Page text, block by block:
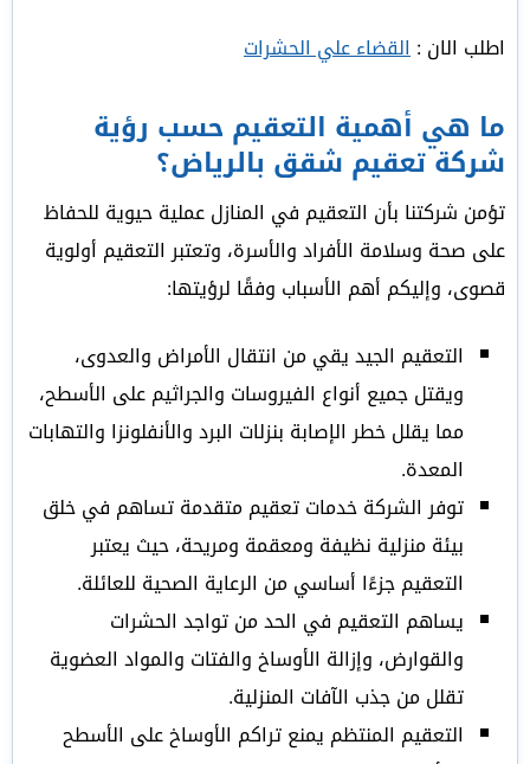
اطلب الان :القضاء علي الحشرات
ما هي أهمية التعقيم حسب رؤية
شركة تعقيم شقق بالرياض؟
تؤمن شركتنا بأن التعقيم في المنازل عملية حيوية للحفاظ
على صحة وسلامة الأفراد والأسرة، وتعتبر التعقيم أولوية
قصوى، وإليكم أهم الأسباب وفقًا لرؤيتها:
التعقيم الجيد يقي من انتقال الأمراض والعدوى،
ويقتل جميع أنواع الفيروسات والجراثيم على الأسطح،
مما يقلل خطر الإصابة بنزلات البرد والأنفلونزا والتهابات
المعدة.
توفر الشركة خدمات تعقيم متقدمة تساهم في خلق
بيئة منزلية نظيفة ومعقمة ومريحة، حيث يعتبر
التعقيم جزءًا أساسي من الرعاية الصحية للعائلة.
يساهم التعقيم في الحد من تواجد الحشرات
والقوارض، وإزالة الأوساخ والفتات والمواد العضوية
تقلل من جذب الآفات المنزلية.
التعقيم المنتظم يمنع تراكم الأوساخ على الأسطح